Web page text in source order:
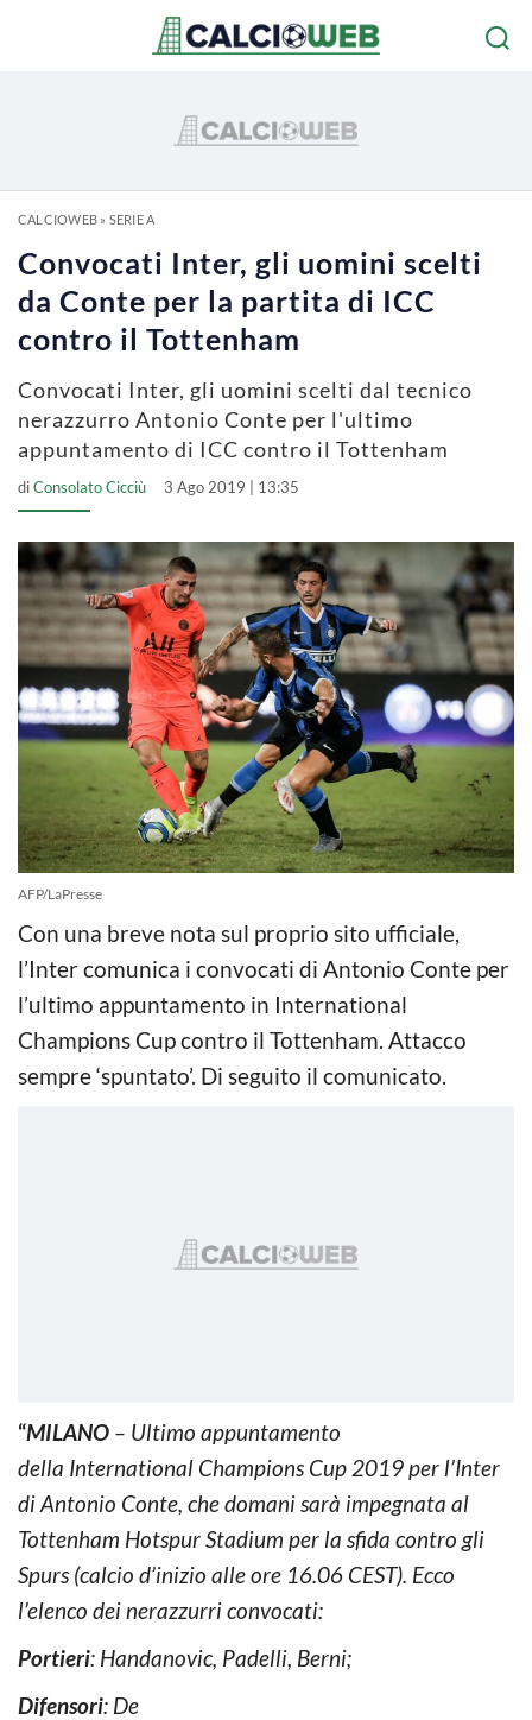
CALCIOWEB» SERIE A
Convocati Inter, gli uomini scelti
da Conte per la partita di ICC
contro il Tottenham
Convocati Inter, gli uomini scelti dal tecnico
nerazzurro Antonio Conte per l'ultimo
appuntamento di ICC contro il Tottenham
diConsolato Cicciù 3 Ago 2019 | 13:35
AFP/LaPresse
Con una breve nota sul proprio sito ufficiale,
l’Inter comunica i convocati di Antonio Conte per
l’ultimo appuntamento in International
Champions Cup contro il Tottenham. Attacco
sempre ‘spuntato’. Di seguito il comunicato.
“MILANO – Ultimo appuntamento
della International Champions Cup 2019 per l’Inter
di Antonio Conte, che domani sarà impegnata al
Tottenham Hotspur Stadium per la sfida contro gli
Spurs (calcio d’inizio alle ore 16.06 CEST). Ecco
l’elenco dei nerazzurri convocati:
Portieri: Handanovic, Padelli, Berni;
Difensori: De